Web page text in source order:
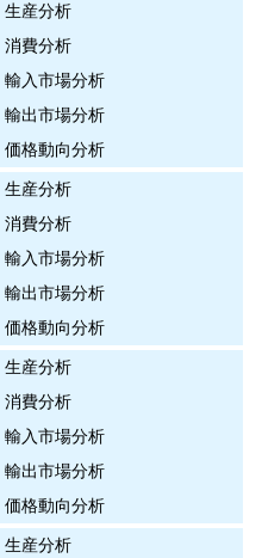
生産分析
消費分析
輸入市場分析
輸出市場分析
価格動向分析
生産分析
消費分析
輸入市場分析
輸出市場分析
価格動向分析
生産分析
消費分析
輸入市場分析
輸出市場分析
価格動向分析
生産分析